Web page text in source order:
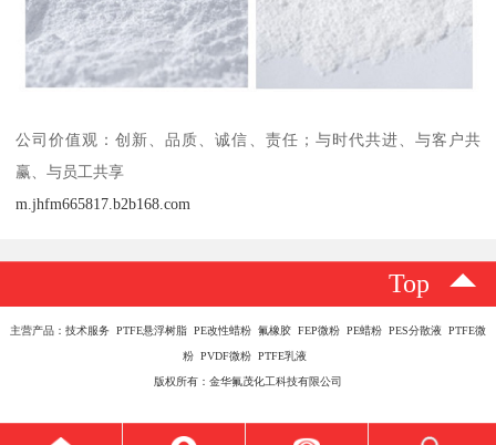
公司价值观：创新、品质、诚信、责任；与时代共进、与客户共
赢、与员工共享
m.jhfm665817.b2b168.com
Top
主营产品：技术服务 PTFE悬浮树脂 PE改性蜡粉 氟橡胶 FEP微粉 PE蜡粉 PES分散液 PTFE微
粉 PVDF微粉 PTFE乳液
版权所有：金华氟茂化工科技有限公司